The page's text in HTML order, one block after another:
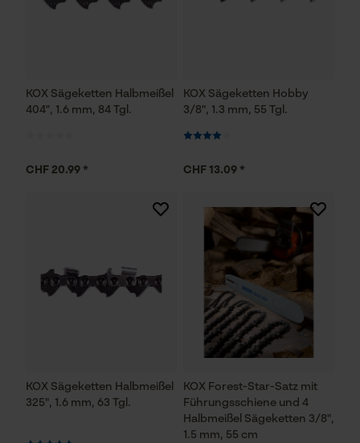
KOX Sägeketten Halbmeißel
404", 1.6 mm, 84 Tgl.
CHF 20.99 *
KOX Sägeketten Hobby
3/8", 1.3 mm, 55 Tgl.
CHF 13.09 *
KOX Sägeketten Halbmeißel
325", 1.6 mm, 63 Tgl.
KOX Forest-Star-Satz mit
Führungsschiene und 4
Halbmeißel Sägeketten 3/8",
1.5 mm, 55 cm
Econda Analytics
Mouseflow Web Analytics Tool
Funktionale Cookies
Loop54 Personalization
Personalisierte Startseite
Gespeicherter Warenkorb
Geo-IP und User Detection
YouTube-Videos